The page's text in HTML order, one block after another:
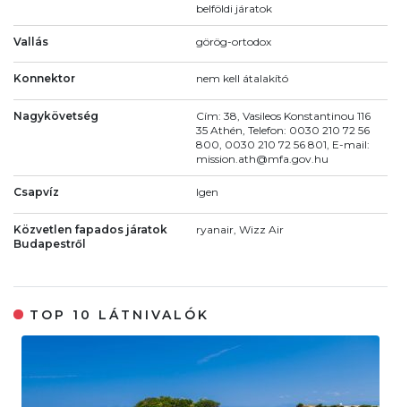
belföldi járatok
Vallás görög-ortodox
Konnektor nem kell átalakító
Nagykövetség
Cím: 38, Vasileos Konstantinou 116
35 Athén, Telefon: 0030 210 72 56
800, 0030 210 72 56 801, E-mail:
mission.ath@mfa.gov.hu
Csapvíz Igen
Közvetlen fapados járatok
Budapestről
ryanair, Wizz Air
TOP 10 LÁTNIVALÓK